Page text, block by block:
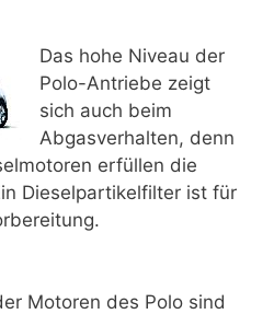
Das hohe Niveau der
Polo-Antriebe zeigt
sich auch beim
Abgasverhalten, denn
erfüllen die
Dieselpartikelfilter ist für
Motoren des Polo sind